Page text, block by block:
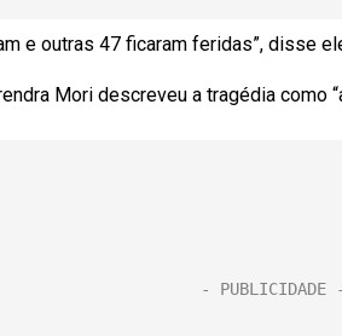
e outras 47 ficaram feridas”, disse
Mori descreveu a tragédia como